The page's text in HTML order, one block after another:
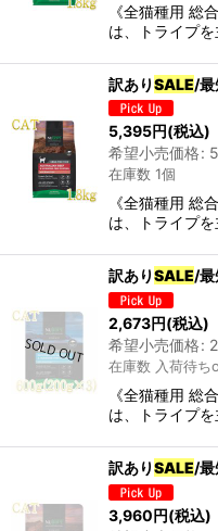
《全猫種用 総
は、トライプ
訳ありSALE/
5,395円(税込)
希望小売価格:
在庫数 1個
《全猫種用 総
は、トライプ
訳ありSALE/最
2,673円(税込)
希望小売価格:
在庫数 入荷待ち
《全猫種用 総
は、トライプ
訳ありSALE/
3,960円(税込)